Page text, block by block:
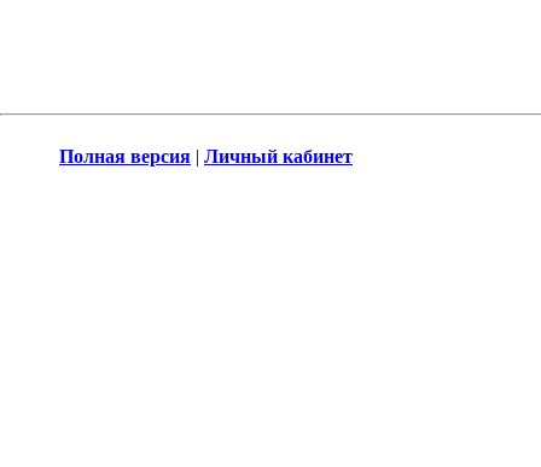
Полная версия | Личный кабинет